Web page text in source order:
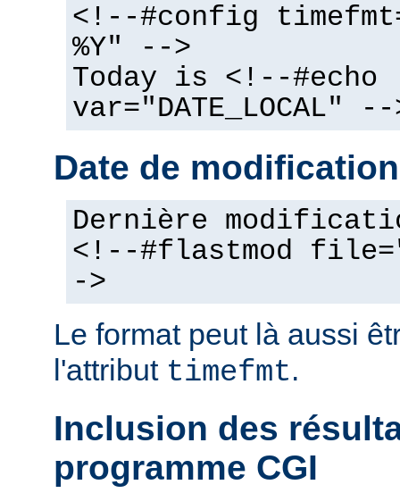
<!--#config
%Y" -->
Today is <!--#echo
var="DATE_LOCAL" --
Date de
Dernière
<!--#flastmod
->
Le format peut là aussi
l'attribut timefmt.
Inclusion des
programme CGI